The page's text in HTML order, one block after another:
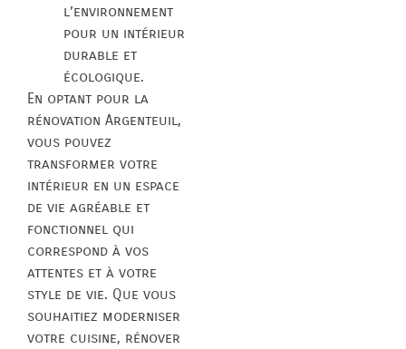
l’environnement
pour un intérieur
durable et
écologique.
En optant pour la
rénovation Argenteuil,
vous pouvez
transformer votre
intérieur en un espace
de vie agréable et
fonctionnel qui
correspond à vos
attentes et à votre
style de vie. Que vous
souhaitiez moderniser
votre cuisine, rénover